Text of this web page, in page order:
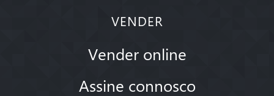
VENDER
Vender online
Assine connosco